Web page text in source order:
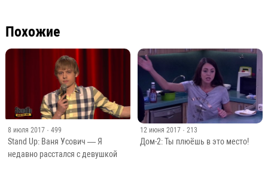
Похожие
8 июля 2017 · 499
Stand Up: Ваня Усович — Я
недавно расстался с девушкой
12 июня 2017 · 213
Дом-2: Ты плюёшь в это место!